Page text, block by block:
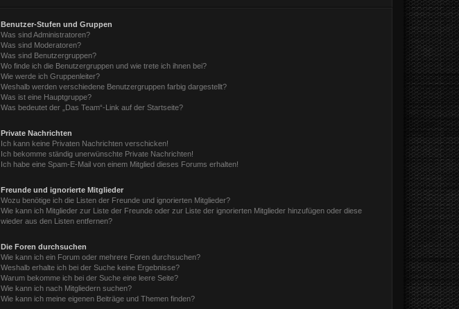
Benutzer-Stufen und Gruppen
Was sind Administratoren?
Was sind Moderatoren?
Was sind Benutzergruppen?
Wo finde ich die Benutzergruppen und wie trete ich ihnen bei?
Wie werde ich Gruppenleiter?
Weshalb werden verschiedene Benutzergruppen farbig dargestellt?
Was ist eine Hauptgruppe?
Was bedeutet der „Das Team“-Link auf der Startseite?
Private Nachrichten
Ich kann keine Privaten Nachrichten verschicken!
Ich bekomme ständig unerwünschte Private Nachrichten!
Ich habe eine Spam-E-Mail von einem Mitglied dieses Forums erhalten!
Freunde und ignorierte Mitglieder
Wozu benötige ich die Listen der Freunde und ignorierten Mitglieder?
Wie kann ich Mitglieder zur Liste der Freunde oder zur Liste der ignorierten Mitglieder hinzufügen oder diese
wieder aus den Listen entfernen?
Die Foren durchsuchen
Wie kann ich ein Forum oder mehrere Foren durchsuchen?
Weshalb erhalte ich bei der Suche keine Ergebnisse?
Warum bekomme ich bei der Suche eine leere Seite?
Wie kann ich nach Mitgliedern suchen?
Wie kann ich meine eigenen Beiträge und Themen finden?